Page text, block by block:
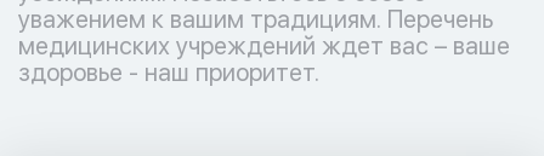
уважением к вашим традициям. Перечень
медицинских учреждений ждет вас – ваше
здоровье - наш приоритет.